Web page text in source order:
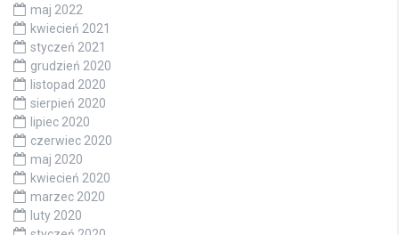
maj 2022
kwiecień 2021
styczeń 2021
grudzień 2020
listopad 2020
sierpień 2020
lipiec 2020
czerwiec 2020
maj 2020
kwiecień 2020
marzec 2020
luty 2020